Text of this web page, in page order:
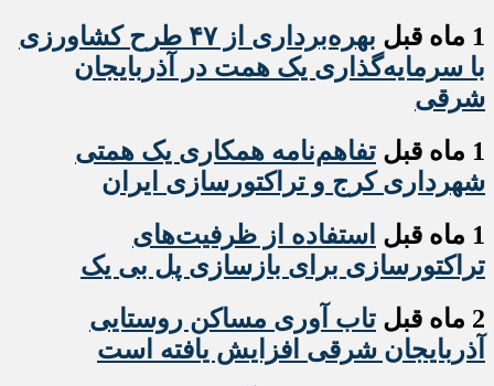
1 ماه قبل
بهره‌برداری از ۴۷ طرح کشاورزی
با سرمایه‌گذاری یک همت در آذربایجان
شرقی
1 ماه قبل
تفاهم‌نامه همکاری یک همتی
شهرداری کرج و تراکتورسازی ایران
1 ماه قبل
استفاده از ظرفیت‌های
تراکتورسازی برای بازسازی پل بی یک
2 ماه قبل
تاب آوری مساکن روستایی
آذربایجان شرقی افزایش یافته است